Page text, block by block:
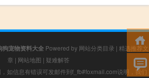
狗宠物资料大全Powered by 网站分类目录 | 精选推荐文
章 | 网站地图 | 疑难解答
如信息有错误可发邮件到f_fb#foxmail.com说明，我们